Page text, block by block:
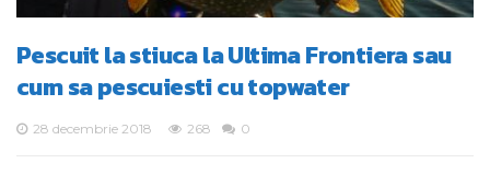
Pescuit la stiuca la Ultima Frontiera sau
cum sa pescuiesti cu topwater
28 decembrie 2018 268 0